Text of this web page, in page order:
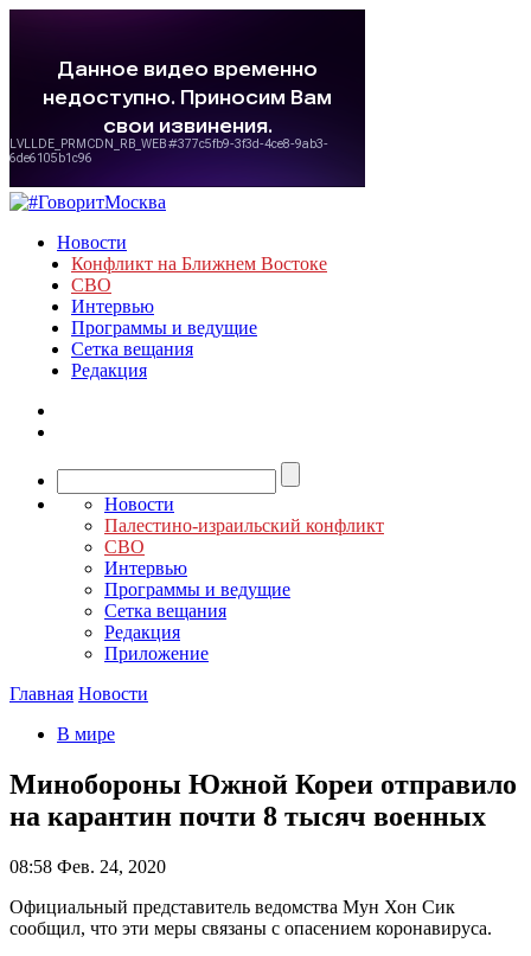
Новости
Конфликт на Ближнем Востоке
СВО
Интервью
Программы и ведущие
Сетка вещания
Редакция
Новости
Палестино-израильский конфликт
СВО
Интервью
Программы и ведущие
Сетка вещания
Редакция
Приложение
Главная Новости
В мире
Минобороны Южной Кореи отправило
на карантин почти 8 тысяч военных
08:58 Фев. 24, 2020
Официальный представитель ведомства Мун Хон Сик
сообщил, что эти меры связаны с опасением коронавируса.